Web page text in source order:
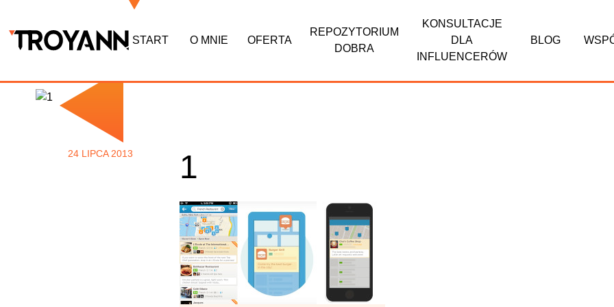
START O MNIE OFERTA
REPOZYTORIUM
DOBRA
KONSULTACJE
DLA
INFLUENCERÓW
BLOG
24 LIPCA 2013 1